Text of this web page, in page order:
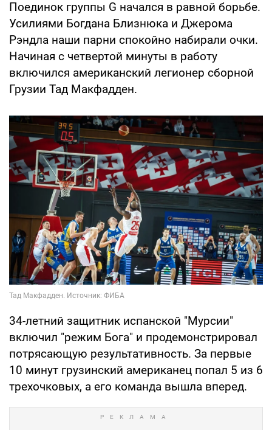
Поединок группы G начался в равной борьбе.
Усилиями Богдана Близнюка и Джерома
Рэндла наши парни спокойно набирали очки.
Начиная с четвертой минуты в работу
включился американский легионер сборной
Грузии Тад Макфадден.
34-летний защитник испанской "Мурсии"
включил "режим Бога" и продемонстрировал
потрясающую результативность. За первые
10 минут грузинский американец попал 5 из 6
трехочковых, а его команда вышла вперед.